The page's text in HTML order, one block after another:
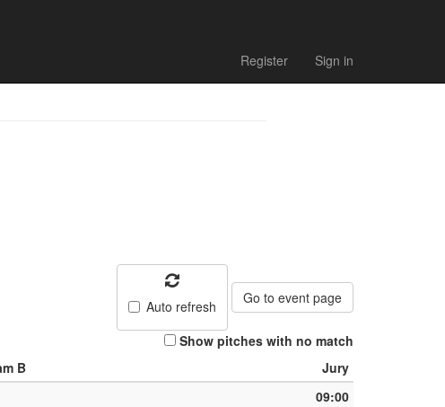
Register Sign in
list
Auto refresh
Go to event page
Show pitches with no match
B
Jury
09:00